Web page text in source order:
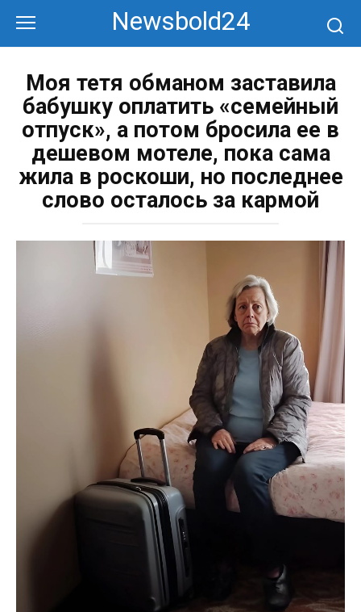
контенту
Newsbold24
Моя тетя обманом заставила
бабушку оплатить «семейный
отпуск», а потом бросила ее в
дешевом мотеле, пока сама
жила в роскоши, но последнее
слово осталось за кармой